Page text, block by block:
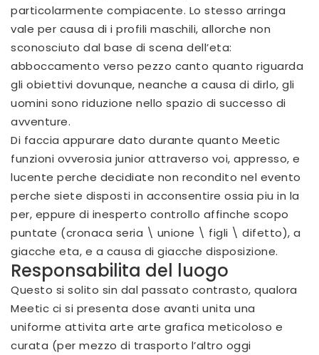
particolarmente compiacente. Lo stesso arringa
vale per causa di i profili maschili, allorche non
sconosciuto dal base di scena dell’eta:
abboccamento verso pezzo canto quanto riguarda
gli obiettivi dovunque, neanche a causa di dirlo, gli
uomini sono riduzione nello spazio di successo di
avventure.
Di faccia appurare dato durante quanto Meetic
funzioni ovverosia junior attraverso voi, appresso, e
lucente perche decidiate non recondito nel evento
perche siete disposti in acconsentire ossia piu in la
per, eppure di inesperto controllo affinche scopo
puntate (cronaca seria \ unione \ figli \ difetto), a
giacche eta, e a causa di giacche disposizione.
Responsabilita del luogo
Questo si solito sin dal passato contrasto, qualora
Meetic ci si presenta dose avanti unita una
uniforme attivita arte arte grafica meticoloso e
curata (per mezzo di trasporto l’altro oggi